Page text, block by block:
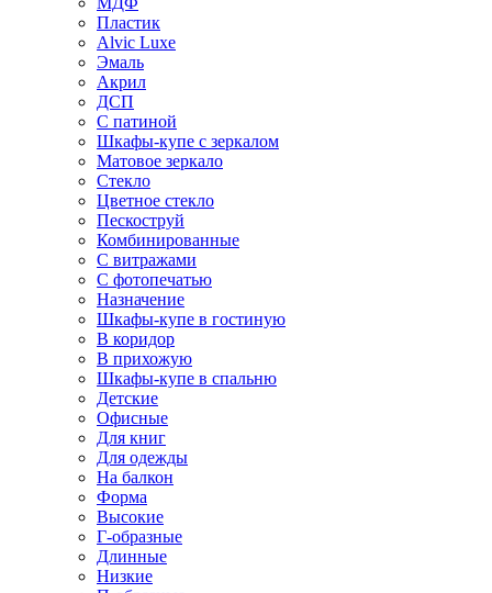
Пластик
Alvic Luxe
Эмаль
Акрил
ДСП
С патиной
Шкафы-купе с зеркалом
Матовое зеркало
Стекло
Цветное стекло
Пескоструй
Комбинированные
С витражами
С фотопечатью
Назначение
Шкафы-купе в гостиную
В коридор
В прихожую
Шкафы-купе в спальню
Детские
Офисные
Для книг
Для одежды
На балкон
Форма
Высокие
Г-образные
Длинные
Низкие